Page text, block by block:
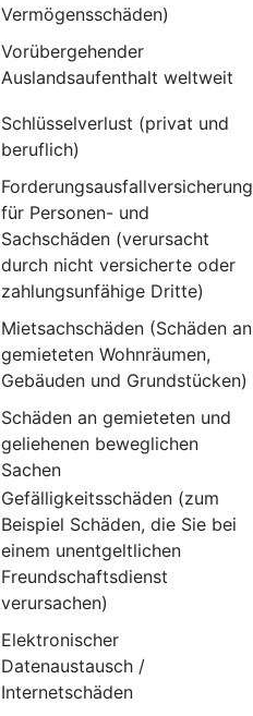
Vermögensschäden)
Vorübergehender
Auslandsaufenthalt weltweit
Schlüsselverlust (privat und
beruflich)
Forderungsausfallversicherung
für Personen- und
Sachschäden (verursacht
durch nicht versicherte oder
zahlungsunfähige Dritte)
Mietsachschäden (Schäden an
gemieteten Wohnräumen,
Gebäuden und Grundstücken)
Schäden an gemieteten und
geliehenen beweglichen
Sachen
Gefälligkeitsschäden (zum
Beispiel Schäden, die Sie bei
einem unentgeltlichen
Freundschaftsdienst
verursachen)
Elektronischer
Datenaustausch /
Internetschäden